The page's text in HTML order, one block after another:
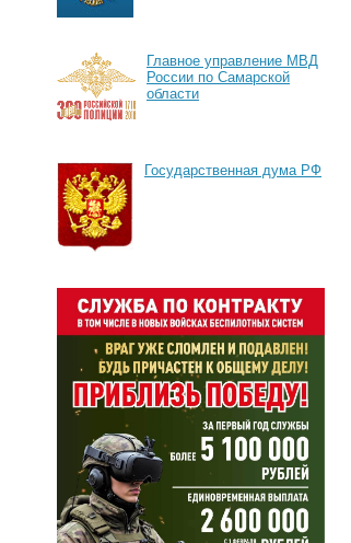
Главное управление МВД
России по Самарской
области
Государственная дума РФ